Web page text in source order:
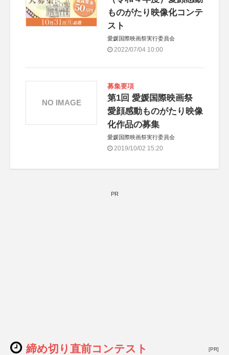
ものがたり映像化コンテ
スト
愛媛国際映画祭実行委員会
2022/07/04 10:00
募集要項
第1回 愛媛国際映画祭
愛顔感動ものがたり映像
化作品の募集
愛媛国際映画祭実行委員会
2019/10/02 15:20
NO IMAGE
PR
締め切り直前コンテスト [PR]